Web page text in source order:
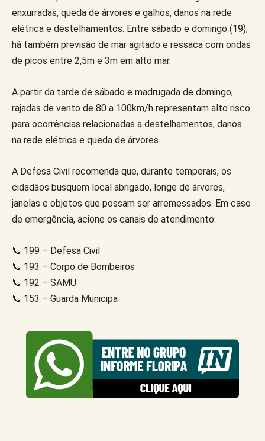
enxurradas, queda de árvores e galhos, danos na rede
elétrica e destelhamentos. Entre sábado e domingo (19),
há também previsão de mar agitado e ressaca com ondas
de picos entre 2,5m e 3m em alto mar.
A partir da tarde de sábado e madrugada de domingo,
rajadas de vento de 80 a 100km/h representam alto risco
para ocorrências relacionadas a destelhamentos, danos
na rede elétrica e queda de árvores.
A Defesa Civil recomenda que, durante temporais, os
cidadãos busquem local abrigado, longe de árvores,
janelas e objetos que possam ser arremessados. Em caso
de emergência, acione os canais de atendimento:
📞 199 – Defesa Civil
📞 193 – Corpo de Bombeiros
📞 192 – SAMU
📞 153 – Guarda Municipa